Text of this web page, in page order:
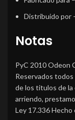
Distribuido por
Notas
PyC 2010 Odeon
Reservados
de los titulos de la
arriendo,
Ley 17.336